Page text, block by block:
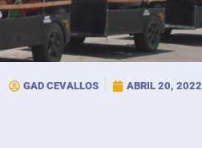
GAD CEVALLOS ABRIL 20, 2022